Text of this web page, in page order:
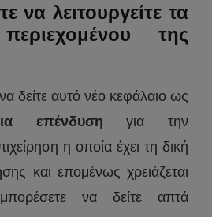
να λειτουργείτε τα
της
δείτε αυτό νέο κεφάλαιο ως
επένδυση για την
η οποία έχει τη δική
και επομένως χρειάζεται
να δείτε απτά